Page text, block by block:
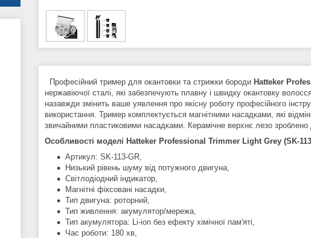
Професійний тример для окантовки та стрижки бороди Hatteker
нержавіючої сталі, які забезпечують плавну і швидку окантовку
назавжди змінить ваше уявлення про якісну роботу професійного
використання. Тример комплектується магнітними насадками, які
звичайними пластиковими насадками. Керамічне верхнє лезо зроблено
Особливості моделі Hatteker Professional Trimmer Light Grey (SK-
Артикул: SK-113-GR,
Низький рівень шуму від потужного двигуна,
Світлодіодний індикатор,
Магнітні фіксовані насадки,
Тип двигуна: роторний,
Тип живлення: акумулятор/мережа,
Тип акумулятора: Li-ion без ефекту хімічної пам'яті,
Час роботи: 180 хв,